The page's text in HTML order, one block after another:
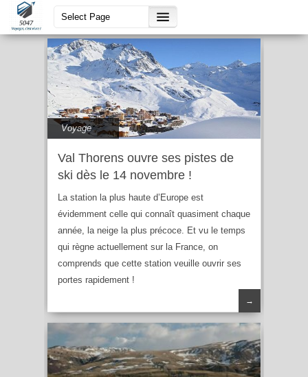
pistes
Voyage
Val Thorens ouvre ses pistes de
ski dès le 14 novembre !
La station la plus haute d’Europe est
évidemment celle qui connaît quasiment chaque
année, la neige la plus précoce. Et vu le temps
qui règne actuellement sur la France, on
comprends que cette station veuille ouvrir ses
portes rapidement !
→